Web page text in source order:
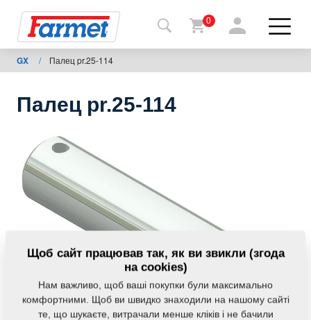
Назад
на
Farmet
Мої
машини
Завантаження
0
GX / Палец pr.25-114
Палец pr.25-114
Щоб сайт працював так, як ви звикли (згода
на cookies)
Нам важливо, щоб ваші покупки були максимально
комфортними. Щоб ви швидко знаходили на нашому сайті
те, що шукаєте, витрачали менше кліків і не бачили